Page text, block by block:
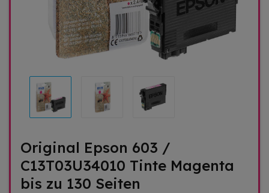
Original Epson 603 /
C13T03U34010 Tinte Magenta
bis zu 130 Seiten